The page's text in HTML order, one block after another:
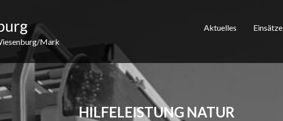
Mark
Aktuelles Einsätze
HILFELEISTUNG NATUR